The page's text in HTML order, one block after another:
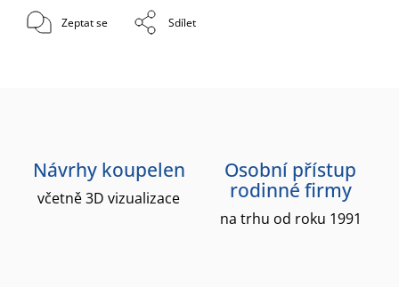
Zeptat se Sdílet
Návrhy koupelen
včetně 3D vizualizace
Osobní přístup
rodinné firmy
na trhu od roku 1991